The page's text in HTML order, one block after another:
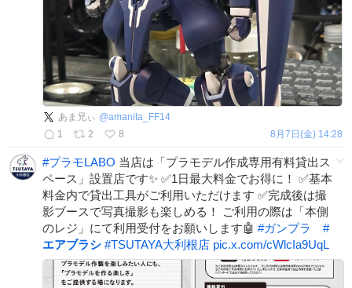
あま兄ぃ @amanita_FF14
1
2 8 8月7日(金) 14:28
#プラモLABO 当店は「プラモデル作成専用有料貸出ス
ペース」設置店です✨ ✅1日最大料金でお得に！ ✅基本
料金内で貸出工具がご利用いただけます ✅完成後は撮
影ブースで写真撮影も楽しめる！ ご利用の際は「本側
のレジ」にて利用受付をお願いします🤖 #ガンプラ
#
エアブラシ #TSUTAYA大利根店 pic.x.com/cWlcIa9UqL